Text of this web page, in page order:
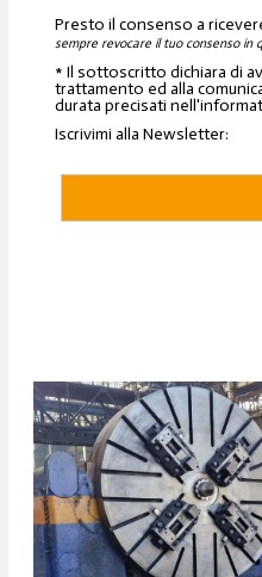
Presto il consenso a
sempre revocare il tuo consenso in
* Il sottoscritto dichiara di
trattamento ed alla
durata precisati
Iscrivimi alla Newsletter: